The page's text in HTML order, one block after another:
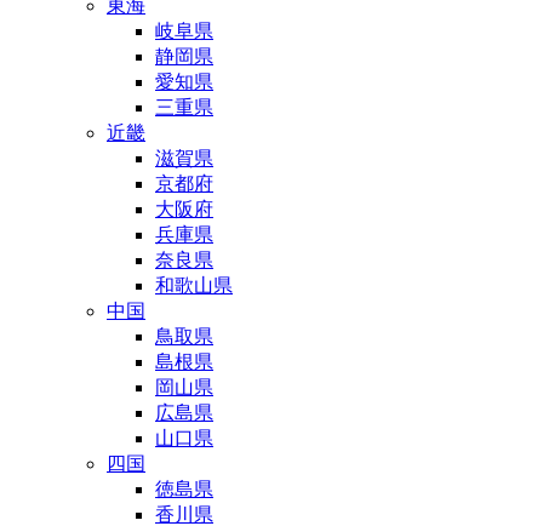
東海
岐阜県
静岡県
愛知県
三重県
近畿
滋賀県
京都府
大阪府
兵庫県
奈良県
和歌山県
中国
鳥取県
島根県
岡山県
広島県
山口県
四国
徳島県
香川県